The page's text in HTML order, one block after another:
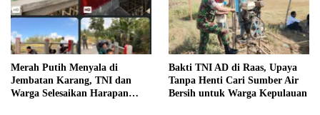
Merah Putih Menyala di
Jembatan Karang, TNI dan
Warga Selesaikan Harapan
Bakti TNI AD di Raas, Upaya
Tanpa Henti Cari Sumber Air
Bersih untuk Warga Kepulauan